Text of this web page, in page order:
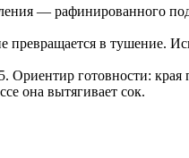
— рафинированного
в тушение.
готовности: края
она вытягивает сок.